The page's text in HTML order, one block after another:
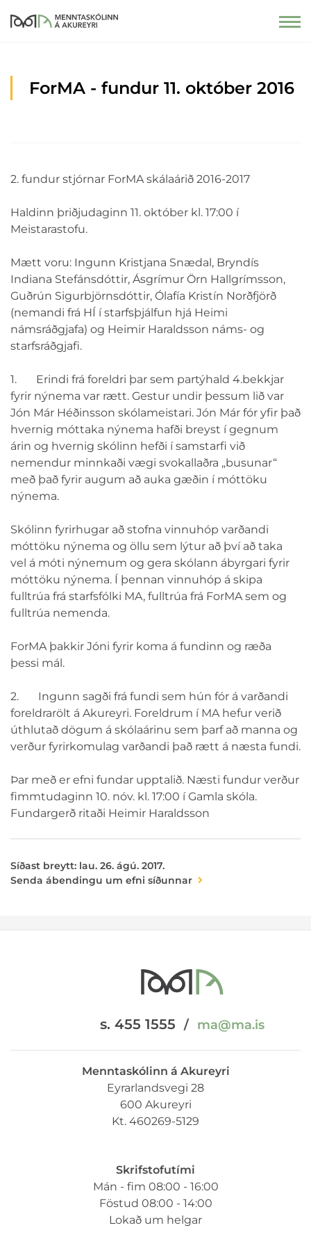
ForMA - fundur 11. október 2016
2. fundur stjórnar ForMA skálaárið 2016-2017
Haldinn þriðjudaginn 11. október kl. 17:00 í
Meistarastofu.
Mætt voru: Ingunn Kristjana Snædal, Bryndís
Indiana Stefánsdóttir, Ásgrímur Örn Hallgrímsson,
Guðrún Sigurbjörnsdóttir, Ólafía Kristín Norðfjörð
(nemandi frá HÍ í starfsþjálfun hjá Heimi
námsráðgjafa) og Heimir Haraldsson náms- og
starfsráðgjafi.
1. Erindi frá foreldri þar sem partýhald 4.bekkjar
fyrir nýnema var rætt. Gestur undir þessum lið var
Jón Már Héðinsson skólameistari. Jón Már fór yfir það
hvernig móttaka nýnema hafði breyst í gegnum
árin og hvernig skólinn hefði í samstarfi við
nemendur minnkaði vægi svokallaðra „busunar“
með það fyrir augum að auka gæðin í móttöku
nýnema.
Skólinn fyrirhugar að stofna vinnuhóp varðandi
móttöku nýnema og öllu sem lýtur að því að taka
vel á móti nýnemum og gera skólann ábyrgari fyrir
móttöku nýnema. Í þennan vinnuhóp á skipa
fulltrúa frá starfsfólki MA, fulltrúa frá ForMA sem og
fulltrúa nemenda.
ForMA þakkir Jóni fyrir koma á fundinn og ræða
þessi mál.
2. Ingunn sagði frá fundi sem hún fór á varðandi
foreldrarölt á Akureyri. Foreldrum í MA hefur verið
úthlutað dögum á skólaárinu sem þarf að manna og
verður fyrirkomulag varðandi það rætt á næsta fundi.
Þar með er efni fundar upptalið. Næsti fundur verður
fimmtudaginn 10. nóv. kl. 17:00 í Gamla skóla.
Fundargerð ritaði Heimir Haraldsson
Síðast breytt: lau. 26. ágú. 2017.
Senda ábendingu um efni síðunnar
s. 455 1555 / ma@ma.is
Menntaskólinn á Akureyri
Eyrarlandsvegi 28
600 Akureyri
Kt. 460269-5129
Skrifstofutími
Mán - fim 08:00 - 16:00
Föstud 08:00 - 14:00
Lokað um helgar